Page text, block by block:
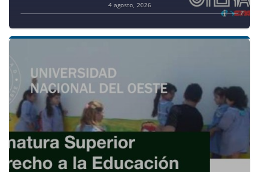
4 agosto, 2026